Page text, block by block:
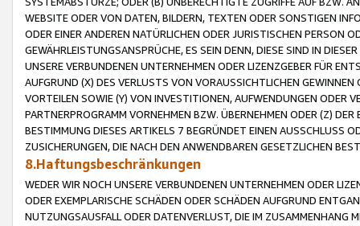
WEBSITE ODER VON DATEN, BILDERN, TEXTEN ODER SONSTIGEN
ODER EINER ANDEREN NATÜRLICHEN ODER JURISTISCHEN PERSON
GEWÄHRLEISTUNGSANSPRÜCHE, ES SEIN DENN, DIESE SIND IN
UNSERE VERBUNDENEN UNTERNEHMEN ODER LIZENZGEBER FÜR
AUFGRUND (X) DES VERLUSTS VON VORAUSSICHTLICHEN
VORTEILEN SOWIE (Y) VON INVESTITIONEN, AUFWENDUNGEN ODER
PARTNERPROGRAMM VORNEHMEN BZW. ÜBERNEHMEN ODER (Z)
BESTIMMUNG DIESES ARTIKELS 7 BEGRÜNDET EINEN AUSSCHLUSS
ZUSICHERUNGEN, DIE NACH DEN ANWENDBAREN GESETZLICHEN
8.Haftungsbeschränkungen
WEDER WIR NOCH UNSERE VERBUNDENEN UNTERNEHMEN ODER
ODER EXEMPLARISCHE SCHÄDEN ODER SCHÄDEN AUFGRUND
NUTZUNGSAUSFALL ODER DATENVERLUST, DIE IM ZUSAMMENHANG